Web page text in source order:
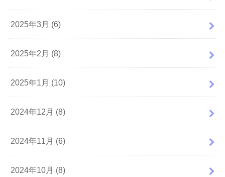
2025年3月 (6)
2025年2月 (8)
2025年1月 (10)
2024年12月 (8)
2024年11月 (6)
2024年10月 (8)